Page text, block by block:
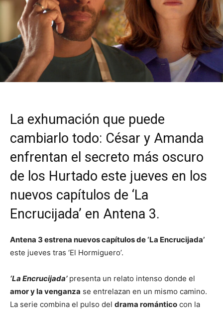
La exhumación que puede
cambiarlo todo: César y Amanda
enfrentan el secreto más oscuro
de los Hurtado este jueves en los
nuevos capítulos de ‘La
Encrucijada’ en Antena 3.
Antena 3 estrena nuevos capítulos de ‘La Encrucijada’
este jueves tras ‘El Hormiguero’.
‘La Encrucijada’presenta un relato intenso donde el
amor y la venganza se entrelazan en un mismo camino.
La serie combina el pulso del drama romántico con la